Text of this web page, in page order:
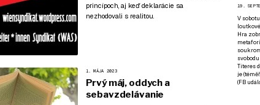
princípoch, aj keď deklarácie sa
nezhodovali s realitou.
1. MÁJA 2023
Prvý máj, oddych a
sebavzdelávanie
19.
V
Hra
Títeres
je
(FB